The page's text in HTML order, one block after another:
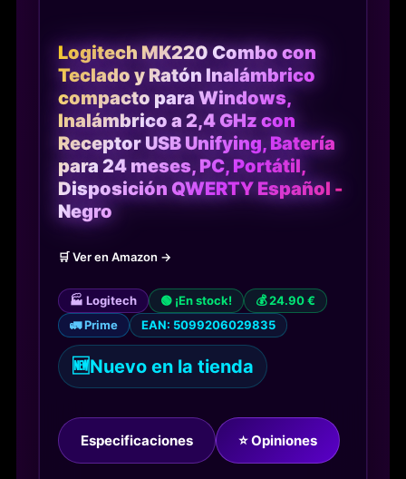
Logitech MK220 Combo con
Teclado y Ratón Inalámbrico
compacto para Windows,
Inalámbrico a 2,4 GHz con
Receptor USB Unifying, Batería
para 24 meses, PC, Portátil,
Disposición QWERTY Español -
Negro
🛒 Ver en Amazon →
🏭 Logitech 🟢 ¡En stock!
💰 24.90 €
🚛 Prime
EAN: 5099206029835
🆕Nuevo en la tienda
Especificaciones ⭐ Opiniones